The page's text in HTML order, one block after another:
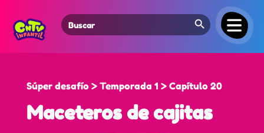
Search
for:
Search Button
Súper desafío > Temporada 1 > Capítulo 20
Maceteros de cajitas